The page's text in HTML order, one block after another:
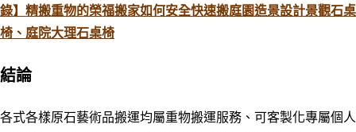
錄】精搬重物的榮福搬家如何安全快速搬庭園造景設計景觀石桌
椅、庭院大理石桌椅
結論
各式各樣原石藝術品搬運均屬重物搬運服務、可客製化專屬個人